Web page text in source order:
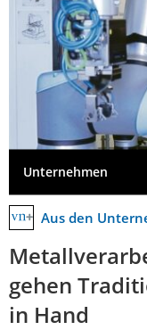
Unternehmen
Aus den
gehen
in Hand